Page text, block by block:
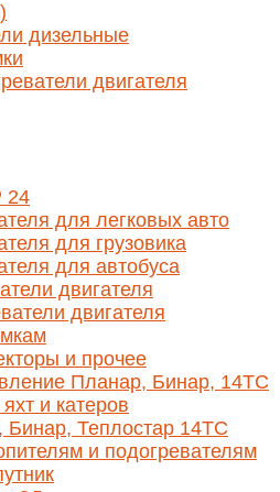
дизельные
двигателя
24
для легковых авто
для грузовика
для автобуса
двигателя
двигателя
и прочее
Планар, Бинар, 14ТС
и катеров
Бинар, Теплостар 14ТС
и подогревателям